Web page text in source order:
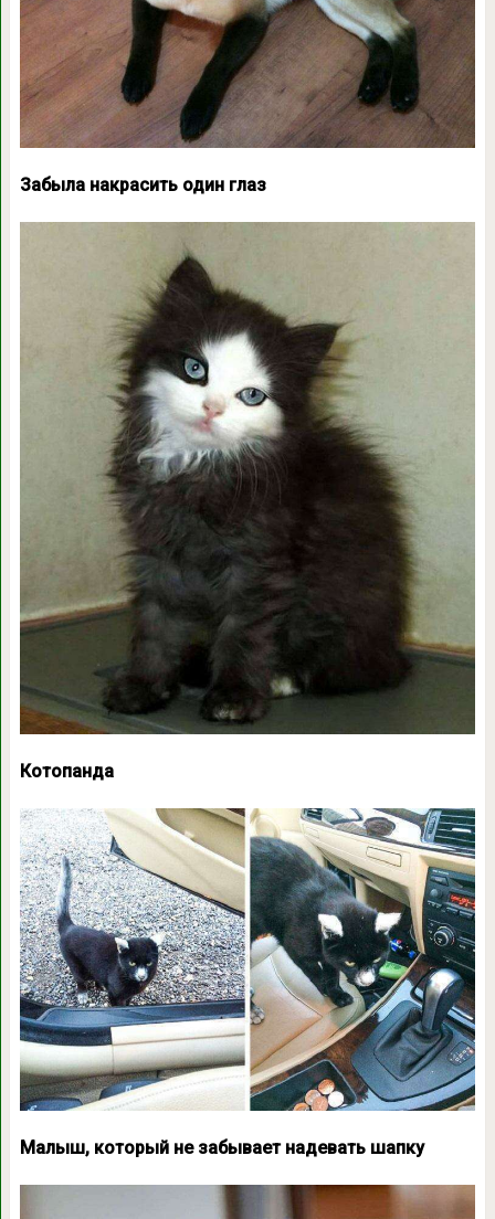
Забыла накрасить один глаз
Котопанда
Малыш, который не забывает надевать шапку